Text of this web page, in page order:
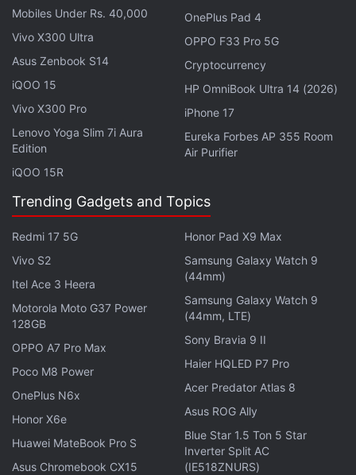
Auparavant , les utilisateurs se plaignaient de ne
pouvoir épingler que six applications à l' écran d'
accueil de leur Fire TV . Désormais , cette mise à
jour propose 20 emplacements d' applications , que
vous pouvez parcourir, et réduit la taille des icônes
pour en afficher davantage .
organisée en catégories claires : Actualités , Sports ,
Télévision, Télévision en direct et Films. Un bouton
de recherche se trouve à gauche de l' onglet Accueil
Fire TV centralise l' accès aux contenus que vous
regardez actuellement et à ceux disponibles sur
tous vos services abonnés , grâce à de nouveaux
onglets. De plus, elle vous permet de découvrir de
nouveaux contenus, comme des suggestions de
films ou de séries (dans la section « Pour vous»),
des films gratuits à regarder en streaming , des
Mobiles Under Rs. 40,000
Vivo X300 Ultra
Asus Zenbook S14
iQOO 15
Vivo X300 Pro
Lenovo Yoga Slim 7i Aura
Edition
iQOO 15R
OnePlus Pad 4
OPPO F33 Pro 5G
Cryptocurrency
HP OmniBook Ultra 14 (2026)
iPhone 17
Eureka Forbes AP 355 Room
Air Purifier
Trending Gadgets and Topics
Redmi 17 5G
Vivo S2
Itel Ace 3 Heera
Motorola Moto G37 Power
128GB
OPPO A7 Pro Max
Poco M8 Power
OnePlus N6x
Honor X6e
Huawei MateBook Pro S
Asus Chromebook CX15
Honor Pad X9 Max
Samsung Galaxy Watch 9
(44mm)
Samsung Galaxy Watch 9
(44mm, LTE)
Sony Bravia 9 II
Haier HQLED P7 Pro
Acer Predator Atlas 8
Asus ROG Ally
Blue Star 1.5 Ton 5 Star
Inverter Split AC
(IE518ZNURS)